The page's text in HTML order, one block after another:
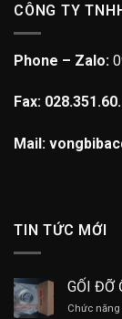
CÔNG TY
Phone – Zalo:
Fax:
Mail:
TIN TỨC MỚI
GỐI ĐỠ
Chức